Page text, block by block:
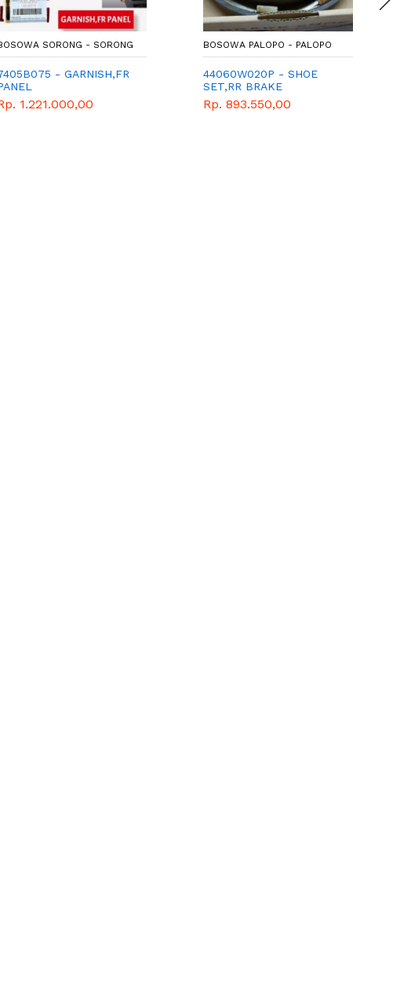
SORONG - SORONG
- GARNISH,FR
1.221.000,00
BOSOWA PALOPO - PALOPO
44060W020P - SHOE
SET,RR BRAKE
Rp. 893.550,00